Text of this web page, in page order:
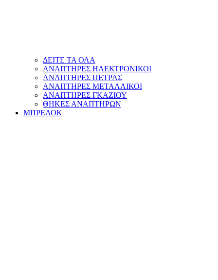
ΔΕΙΤΕ ΤΑ ΟΛΑ
ΑΝΑΠΤΗΡΕΣ ΗΛΕΚΤΡΟΝΙΚΟΙ
ΑΝΑΠΤΗΡΕΣ ΠΕΤΡΑΣ
ΑΝΑΠΤΗΡΕΣ ΜΕΤΑΛΛΙΚΟΙ
ΑΝΑΠΤΗΡΕΣ ΓΚΑΖΙΟΥ
ΘΗΚΕΣ ΑΝΑΠΤΗΡΩΝ
ΜΠΡΕΛΟΚ